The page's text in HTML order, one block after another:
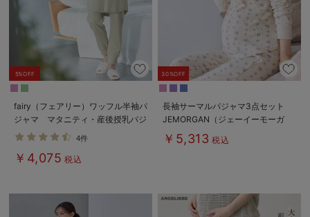
5%OFF
fairy（フェアリー）ワッフル半袖パ
ジャマ マタニティ・産後授乳パジ
ャマ【出産後も長く使える】
4件
￥4,075 税込
30%OFF
長袖サーマルパジャマ3点セット
JEMORGAN（ジェーイーモーガ
ン） ギフト マタニティ・産後
【出産後も長く使える】
￥5,313 税込